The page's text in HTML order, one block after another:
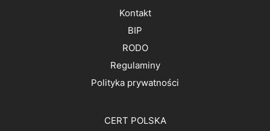
Kontakt
BIP
RODO
Regulaminy
Polityka prywatności
CERT POLSKA